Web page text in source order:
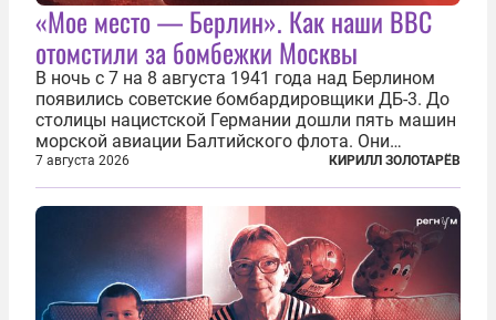
«Мое место — Берлин». Как наши ВВС
отомстили за бомбежки Москвы
В ночь с 7 на 8 августа 1941 года над Берлином
появились советские бомбардировщики ДБ-3. До
столицы нацистской Германии дошли пять машин
морской авиации Балтийского флота. Они
сбросили бомбы на город, который в тот момент
жил в полной уверенности, что война идет где-то
далеко на востоке, Красная...
7 августа 2026 КИРИЛЛ ЗОЛОТАРЁВ